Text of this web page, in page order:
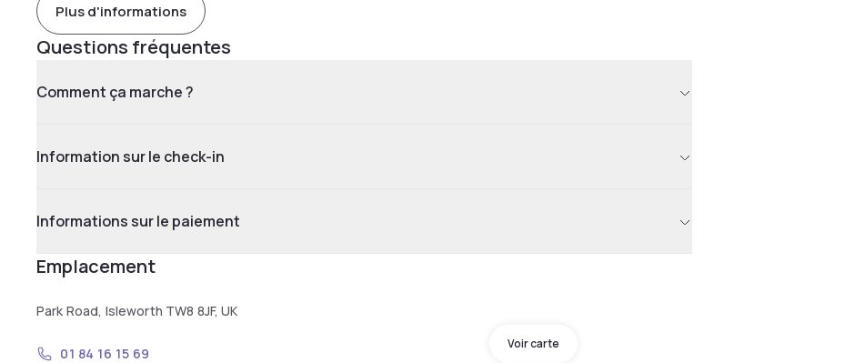
Plus d'informations
Questions fréquentes
Comment ça marche ?
Information sur le check-in
Informations sur le paiement
Emplacement
Park Road, Isleworth TW8 8JF, UK
Voir carte
01 84 16 15 69